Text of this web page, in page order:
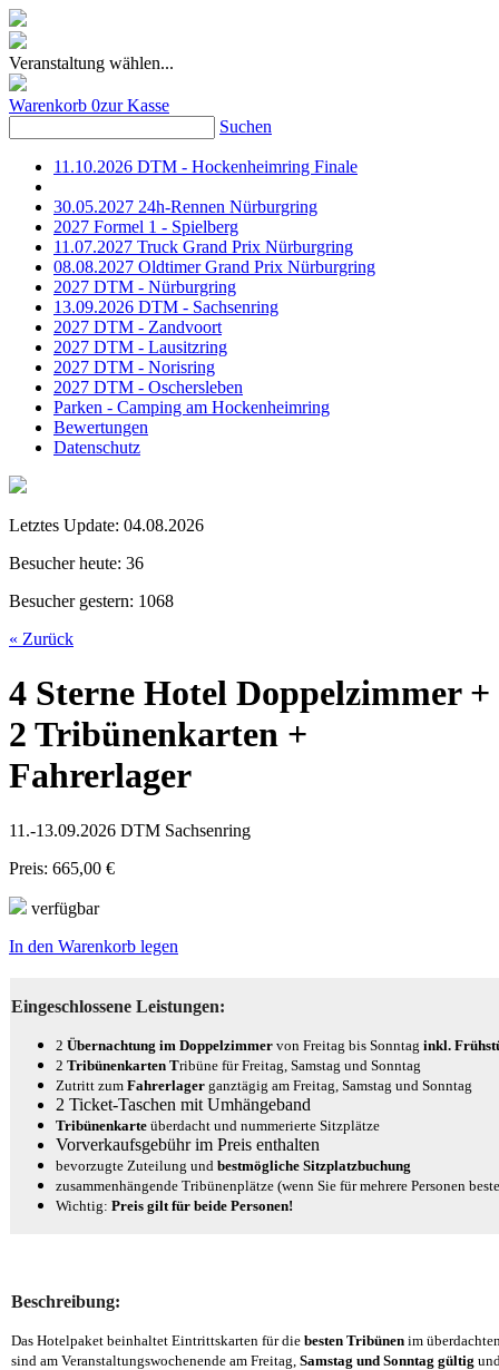
Veranstaltung wählen...
Warenkorb 0zur Kasse
Suchen
11.10.2026 DTM - Hockenheimring Finale
30.05.2027 24h-Rennen Nürburgring
2027 Formel 1 - Spielberg
11.07.2027 Truck Grand Prix Nürburgring
08.08.2027 Oldtimer Grand Prix Nürburgring
2027 DTM - Nürburgring
13.09.2026 DTM - Sachsenring
2027 DTM - Zandvoort
2027 DTM - Lausitzring
2027 DTM - Norisring
2027 DTM - Oschersleben
Parken - Camping am Hockenheimring
Bewertungen
Datenschutz
Letztes Update: 04.08.2026
Besucher heute: 36
Besucher gestern: 1068
« Zurück
4 Sterne Hotel Doppelzimmer +
2 Tribünenkarten +
Fahrerlager
11.-13.09.2026 DTM Sachsenring
Preis: 665,00 €
verfügbar
In den Warenkorb legen
Eingeschlossene Leistungen:
2 Übernachtung im Doppelzimmer von Freitag bis Sonntag inkl.
2 Tribünenkarten Tribüne für Freitag, Samstag und Sonntag
Zutritt zum Fahrerlager ganztägig am Freitag, Samstag und Sonntag
2 Ticket-Taschen mit Umhängeband
Tribünenkarte überdacht und nummerierte Sitzplätze
Vorverkaufsgebühr im Preis enthalten
bevorzugte Zuteilung und bestmögliche Sitzplatzbuchung
zusammenhängende Tribünenplätze (wenn Sie für mehrere Personen
Wichtig: Preis gilt für beide Personen!
Beschreibung:
Das Hotelpaket beinhaltet Eintrittskarten für die besten Tribünen im
sind am Veranstaltungswochenende am Freitag, Samstag und Sonntag gültig